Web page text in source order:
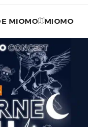
MIOMO MIOMO